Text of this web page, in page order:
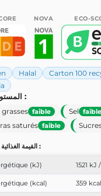
NOVA ECO-
Halal
Carton 100
المستويات الغذائية :
faible Sel faible
saturés faible
القيمة الغذائية لكل 100 جرام :
(kJ) 1521 kJ
(kcal) 359